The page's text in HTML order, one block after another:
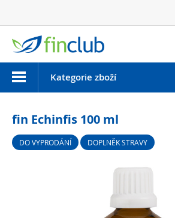
MenuKategorie zboží
fin Echinfis 100 ml
DO VYPRODÁNÍ DOPLNĚK STRAVY